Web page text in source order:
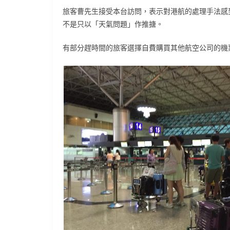
旅客曹先生接受本台訪問，表示對港航的處理手法
不是只以「天氣問題」作推搪。
有部分趕時間的旅客選擇自費購買其他航空公司的